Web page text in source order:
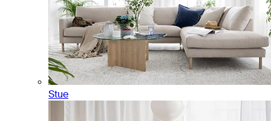
Stue